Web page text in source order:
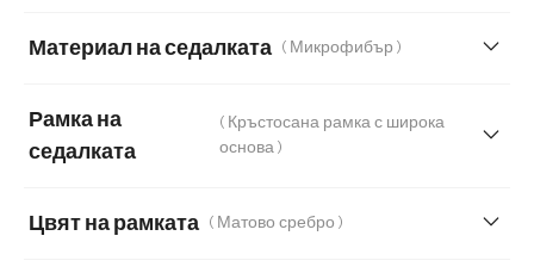
Материал на седалката ( Микрофибър )
Мека тъкана материя Меко букле
Рамка на
седалката
( Кръстосана рамка с широка
основа )
Цвят на рамката ( Матово сребро )